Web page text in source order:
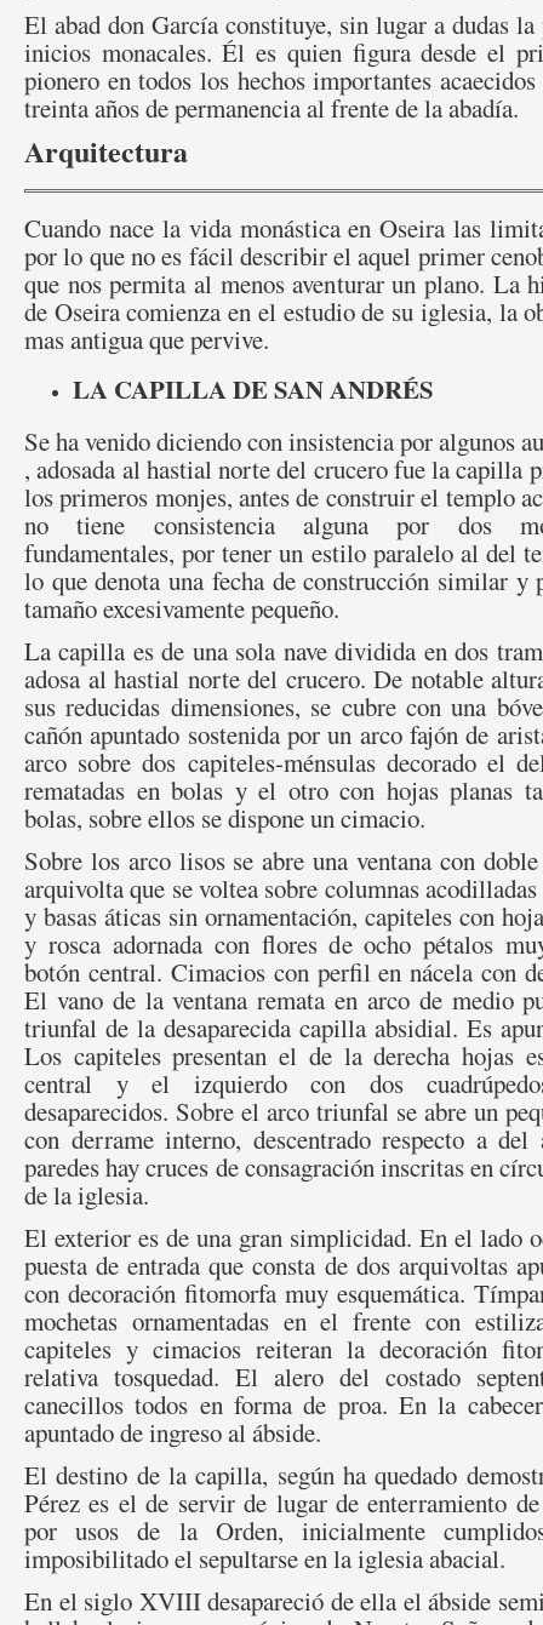
El abad don García constituye, sin lugar a dudas
inicios monacales. Él es quien figura desde el
pionero en todos los hechos importantes
treinta años de permanencia al frente de la abadía.
Arquitectura
Cuando nace la vida monástica en Oseira las
por lo que no es fácil describir el aquel primer
que nos permita al menos aventurar un plano. La
de Oseira comienza en el estudio de su iglesia, la
mas antigua que pervive.
LA CAPILLA DE SAN ANDRÉS
Se ha venido diciendo con insistencia por algunos
, adosada al hastial norte del crucero fue la capilla
los primeros monjes, antes de construir el templo
no tiene consistencia alguna por dos
fundamentales, por tener un estilo paralelo al del
lo que denota una fecha de construcción similar y
tamaño excesivamente pequeño.
La capilla es de una sola nave dividida en dos
adosa al hastial norte del crucero. De notable
sus reducidas dimensiones, se cubre con una
cañón apuntado sostenida por un arco fajón de
arco sobre dos capiteles-ménsulas decorado el
rematadas en bolas y el otro con hojas planas
bolas, sobre ellos se dispone un cimacio.
Sobre los arco lisos se abre una ventana con
arquivolta que se voltea sobre columnas
y basas áticas sin ornamentación, capiteles con
y rosca adornada con flores de ocho pétalos
botón central. Cimacios con perfil en nácela con
El vano de la ventana remata en arco de medio
triunfal de la desaparecida capilla absidial. Es
Los capiteles presentan el de la derecha hojas
central y el izquierdo con dos
desaparecidos. Sobre el arco triunfal se abre un
con derrame interno, descentrado respecto a
paredes hay cruces de consagración inscritas en
de la iglesia.
El exterior es de una gran simplicidad. En el lado
puesta de entrada que consta de dos arquivoltas
con decoración fitomorfa muy esquemática.
mochetas ornamentadas en el frente con
capiteles y cimacios reiteran la decoración
relativa tosquedad. El alero del costado
canecillos todos en forma de proa. En la
apuntado de ingreso al ábside.
El destino de la capilla, según ha quedado
Pérez es el de servir de lugar de enterramiento
por usos de la Orden, inicialmente
imposibilitado el sepultarse en la iglesia abacial.
En el siglo XVIII desapareció de ella el ábside